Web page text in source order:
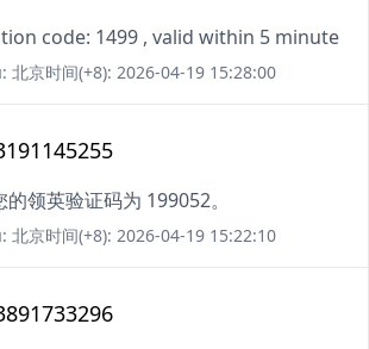
code: 1499 , valid within 5 minute
京时间(+8): 2026-04-19 15:28:00
的领英验证码为 199052。
京时间(+8): 2026-04-19 15:22:10